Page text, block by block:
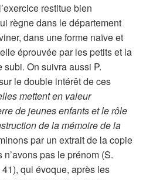
restitue bien
règne dans le département
dans une forme naïve et
éprouvée par les petits et la
On suivra aussi P.
le double intérêt de ces
mettent en valeur
de jeunes enfants et le rôle
de la mémoire de la
par un extrait de la copie
n’avons pas le prénom (S.
qui évoque, après les